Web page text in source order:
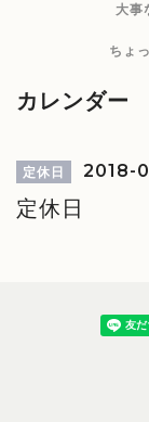
大事
ちょ
カレンダー
定休日 2018-
定休日